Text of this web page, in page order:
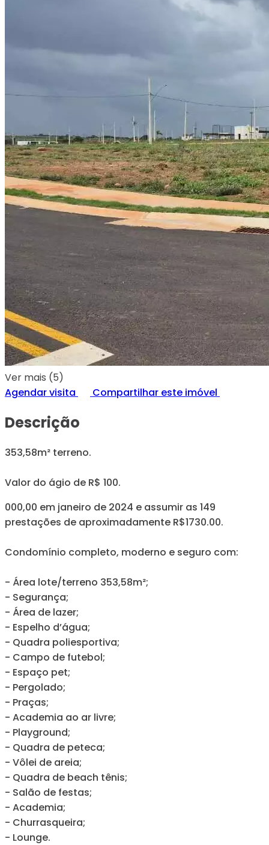
Ver mais (5)
Agendar visita
Compartilhar este imóvel
Descrição
353,58m² terreno.
Valor do ágio de R$ 100.
000,00 em janeiro de 2024 e assumir as 149
prestações de aproximadamente R$1730.00.
Condomínio completo, moderno e seguro com:
- Área lote/terreno 353,58m²;
- Segurança;
- Área de lazer;
- Espelho d’água;
- Quadra poliesportiva;
- Campo de futebol;
- Espaço pet;
- Pergolado;
- Praças;
- Academia ao ar livre;
- Playground;
- Quadra de peteca;
- Vôlei de areia;
- Quadra de beach tênis;
- Salão de festas;
- Academia;
- Churrasqueira;
- Lounge.